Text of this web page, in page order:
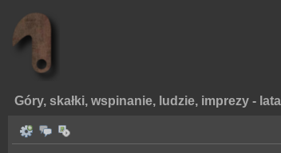
Góry, skałki, wspinanie, ludzie, imprezy -